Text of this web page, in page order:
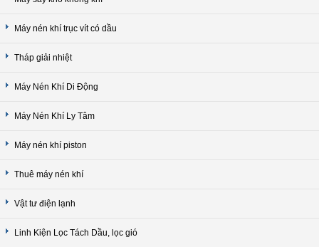
Máy nén khí trục vít có dầu
Tháp giải nhiệt
Máy Nén Khí Di Động
Máy Nén Khí Ly Tâm
Máy nén khí piston
Thuê máy nén khí
Vật tư điện lạnh
Linh Kiện Lọc Tách Dầu, lọc gió